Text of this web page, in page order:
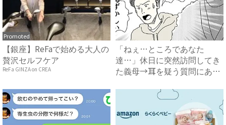
Promoted
【銀座】ReFaで始める大人の
贅沢セルフケア
ReFa GINZA on CREA
「ねぇ…ところであなた
達…」休日に突然訪問してき
た義母→耳を疑う質問にあ